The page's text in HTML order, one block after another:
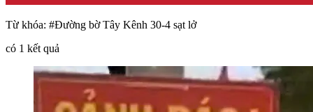
Từ khóa: #Đường bờ Tây Kênh 30-4 sạt lở
có 1 kết quả